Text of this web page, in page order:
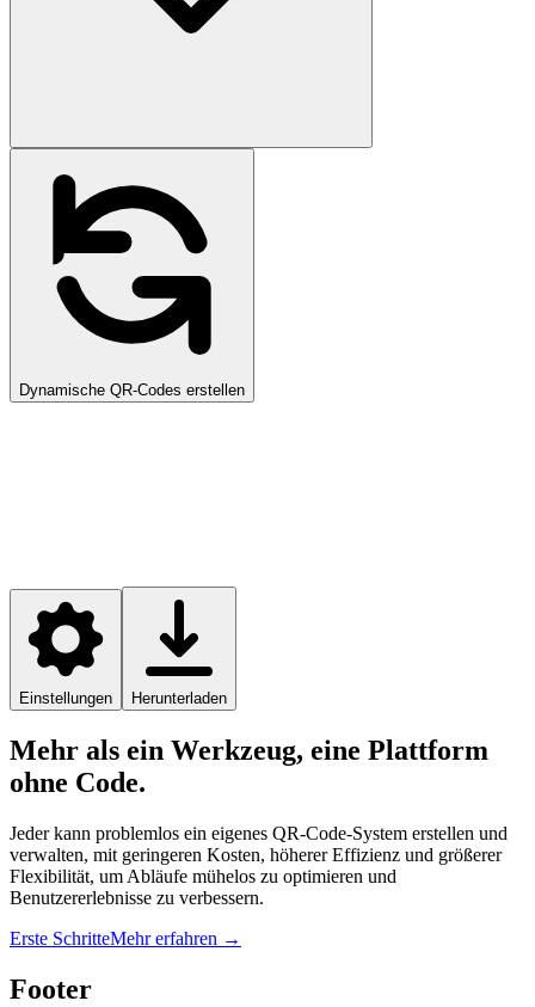
Dynamische QR-Codes erstellen
Einstellungen Herunterladen
Mehr als ein Werkzeug, eine Plattform
ohne Code.
Jeder kann problemlos ein eigenes QR-Code-System erstellen und
verwalten, mit geringeren Kosten, höherer Effizienz und größerer
Flexibilität, um Abläufe mühelos zu optimieren und
Benutzererlebnisse zu verbessern.
Erste SchritteMehr erfahren →
Footer